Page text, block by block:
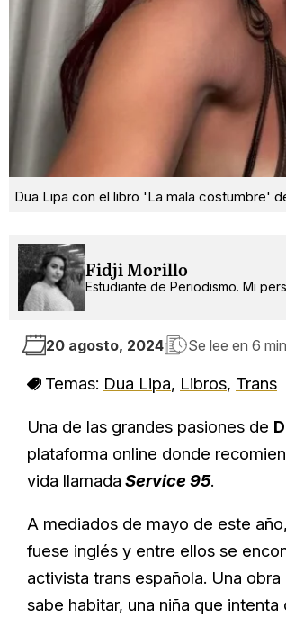
Dua Lipa con el libro 'La mala costumbre'
Fidji Morillo
Estudiante de Periodismo. Mi
20 agosto, 2024 Se lee en 6
Temas: Dua Lipa, Libros, Trans
Una de las grandes pasiones de
plataforma online donde
vida llamada Service 95.
A mediados de mayo de este
fuese inglés y entre ellos se
activista trans española. Una
sabe habitar, una niña que